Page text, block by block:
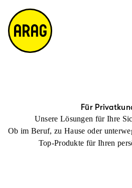
m
a
p
Für
Unsere Lösungen für Ihre
Ob im Beruf, zu Hause oder
Top-Produkte für Ihren